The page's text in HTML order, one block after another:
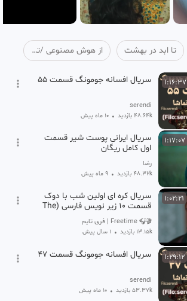
تا ابد در بهشت از هوش مصنوعی /تحلیلگر تی وی
1:16:37 سریال افسانه جومونگ قسمت ۵۵
serendi
48.64k بازدید • 10 ماه پیش
1:17:07
سریال ایرانی پوست شیر قسمت
اول کامل ریگان
رضا
48.32k بازدید • 9 ماه پیش
1:02:21
سریال کره ای اولین شب با دوک
قسمت ۱۰ زیر نویس فارسی (The
First Night with the Duke 2025
🎬🎧 Freetime | فری تایم 🍿
13.15k بازدید • 1 سال پیش
1:29:12 سریال افسانه جومونگ قسمت ۴۷
serendi
53.37k بازدید • 10 ماه پیش